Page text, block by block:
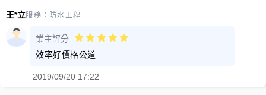
王*立服務： 防水工程
業主評分
效率好價格公道
2019/09/20 17:22